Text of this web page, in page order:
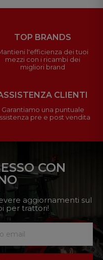
TOP BRANDS
l'efficienza dei tuoi
mezzi con i ricambi dei
migliori brand
CLIENTI
Garantiamo una puntuale
pre e post vendita
CON
aggiornamenti sul
per trattori!